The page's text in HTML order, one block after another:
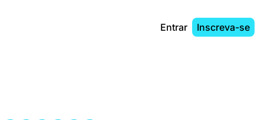
Entrar Inscreva-se